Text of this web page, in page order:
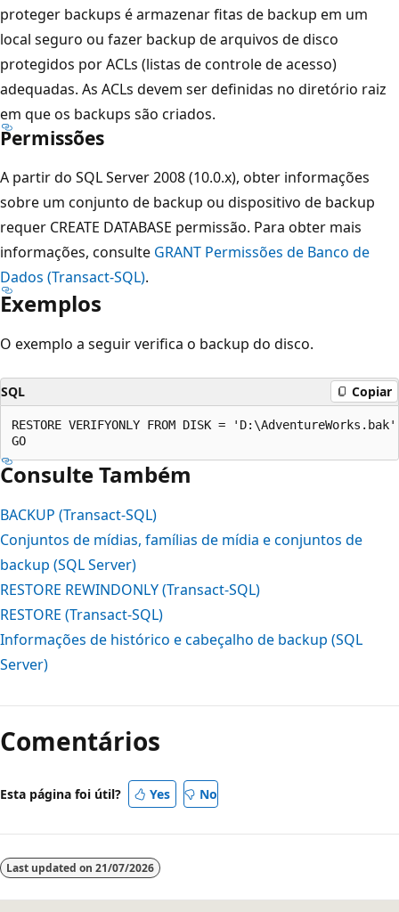
proteger backups é armazenar fitas de backup em um
local seguro ou fazer backup de arquivos de disco
protegidos por ACLs (listas de controle de acesso)
adequadas. As ACLs devem ser definidas no diretório raiz
em que os backups são criados.
Permissões
A partir do SQL Server 2008 (10.0.x), obter informações
sobre um conjunto de backup ou dispositivo de backup
requer CREATE DATABASE permissão. Para obter mais
informações, consulte GRANT Permissões de Banco de
Dados (Transact-SQL).
Exemplos
O exemplo a seguir verifica o backup do disco.
SQL Copiar
RESTORE VERIFYONLY FROM DISK =
Consulte Também
BACKUP (Transact-SQL)
Conjuntos de mídias, famílias de mídia e conjuntos de
backup (SQL Server)
RESTORE REWINDONLY (Transact-SQL)
RESTORE (Transact-SQL)
Informações de histórico e cabeçalho de backup (SQL
Server)
Comentários
Esta página foi útil? Yes No
Last updated on 21/07/2026